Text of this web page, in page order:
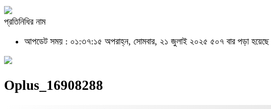
প্রতিনিধির নাম
আপডেট সময় : ০১:৩৭:১৫ অপরাহ্ন, সোমবার, ২১ জুলাই ২০২৫ ৫০৭ বার পড়া হয়েছে
Oplus_16908288